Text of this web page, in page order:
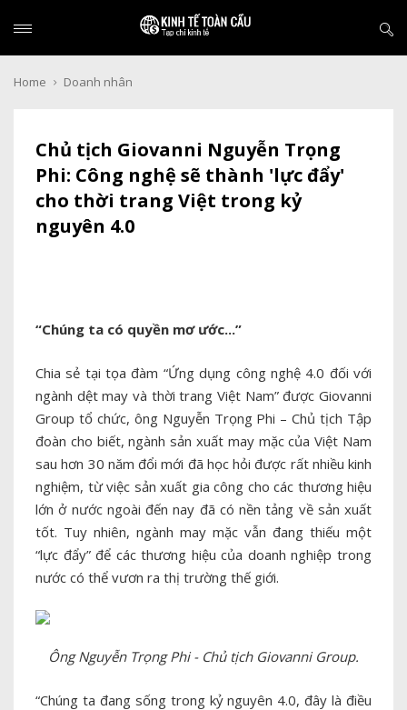
Home Doanh nhân
Chủ tịch Giovanni Nguyễn Trọng
Phi: Công nghệ sẽ thành 'lực đẩy'
cho thời trang Việt trong kỷ
nguyên 4.0
“Chúng ta có quyền mơ ước...”
Chia sẻ tại tọa đàm “Ứng dụng công nghệ 4.0 đối với
ngành dệt may và thời trang Việt Nam” được Giovanni
Group tổ chức, ông Nguyễn Trọng Phi – Chủ tịch Tập
đoàn cho biết, ngành sản xuất may mặc của Việt Nam
sau hơn 30 năm đổi mới đã học hỏi được rất nhiều kinh
nghiệm, từ việc sản xuất gia công cho các thương hiệu
lớn ở nước ngoài đến nay đã có nền tảng về sản xuất
tốt. Tuy nhiên, ngành may mặc vẫn đang thiếu một
“lực đẩy” để các thương hiệu của doanh nghiệp trong
nước có thể vươn ra thị trường thế giới.
Ông Nguyễn Trọng Phi - Chủ tịch Giovanni Group.
“Chúng ta đang sống trong kỷ nguyên 4.0, đây là điều